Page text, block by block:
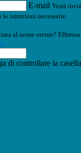
E-mail Verrà
istruzioni necessarie.
al nome utente?
di controllare la